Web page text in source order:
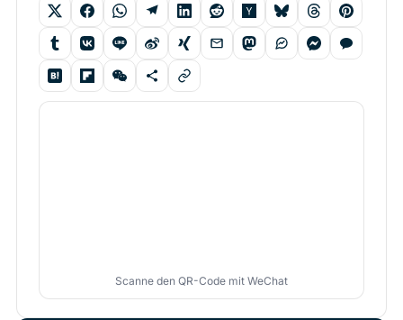
Scanne den QR-Code mit WeChat